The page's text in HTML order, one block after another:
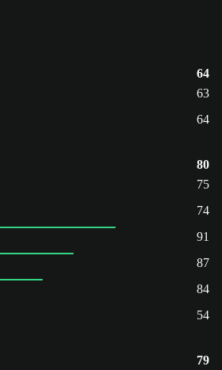
64
63
64
80
75
74
91
87
84
54
79